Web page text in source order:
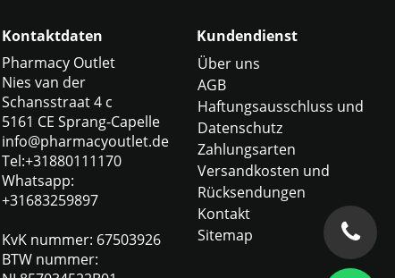
Kontaktdaten
Pharmacy Outlet
Nies van der
Schansstraat 4 c
5161 CE Sprang-Capelle
info@pharmacyoutlet.de
Tel:+31880111170
Whatsapp:
+31683259897
KvK nummer: 67503926
BTW nummer:
Kundendienst
Über uns
AGB
Haftungsausschluss und
Datenschutz
Zahlungsarten
Versandkosten und
Rücksendungen
Kontakt
Sitemap